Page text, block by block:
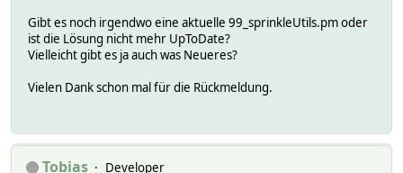
Gibt es noch irgendwo eine aktuelle 99_sprinkleUtils.pm oder
ist die Lösung nicht mehr UpToDate?
Vielleicht gibt es ja auch was Neueres?
Vielen Dank schon mal für die Rückmeldung.
Tobias
Developer